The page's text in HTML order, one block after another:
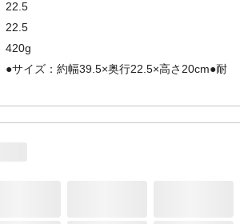
22.5
22.5
420g
●サイズ：約幅39.5×奥行22.5×高さ20cm●耐
TAKAGI 高儀
4907052860148-30